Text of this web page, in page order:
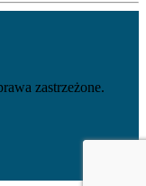
zastrzeżone.